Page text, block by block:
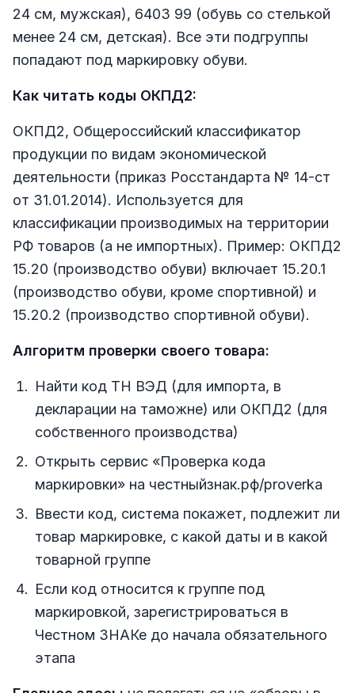
24 см, мужская), 6403 99 (обувь со стелькой
менее 24 см, детская). Все эти подгруппы
попадают под маркировку обуви.
Как читать коды ОКПД2:
ОКПД2, Общероссийский классификатор
продукции по видам экономической
деятельности (приказ Росстандарта № 14-ст
от 31.01.2014). Используется для
классификации производимых на территории
РФ товаров (а не импортных). Пример: ОКПД2
15.20 (производство обуви) включает 15.20.1
(производство обуви, кроме спортивной) и
15.20.2 (производство спортивной обуви).
Алгоритм проверки своего товара:
Найти код ТН ВЭД (для импорта, в
декларации на таможне) или ОКПД2 (для
собственного производства)
Открыть сервис «Проверка кода
маркировки» на честныйзнак.рф/proverka
Ввести код, система покажет, подлежит ли
товар маркировке, с какой даты и в какой
товарной группе
Если код относится к группе под
маркировкой, зарегистрироваться в
Честном ЗНАКе до начала обязательного
этапа